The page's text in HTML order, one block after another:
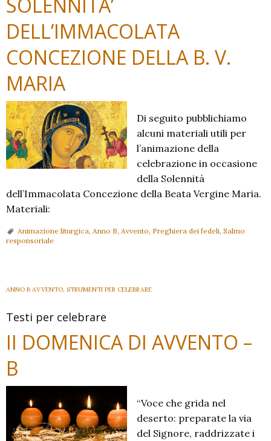
DELL’IMMACOLATA
CONCEZIONE DELLA B. V.
MARIA
Di seguito pubblichiamo
alcuni materiali utili per
l’animazione della
celebrazione in occasione
della Solennità
dell’Immacolata Concezione della Beata Vergine Maria.
Materiali:
Animazione liturgica, Anno B, Avvento, Preghiera dei fedeli, Salmo
responsoriale
ANNO B AVVENTO, STRUMENTI PER CELEBRARE
Testi per celebrare
II DOMENICA DI AVVENTO –
B
“Voce che grida nel
deserto: preparate la via
del Signore, raddrizzate i